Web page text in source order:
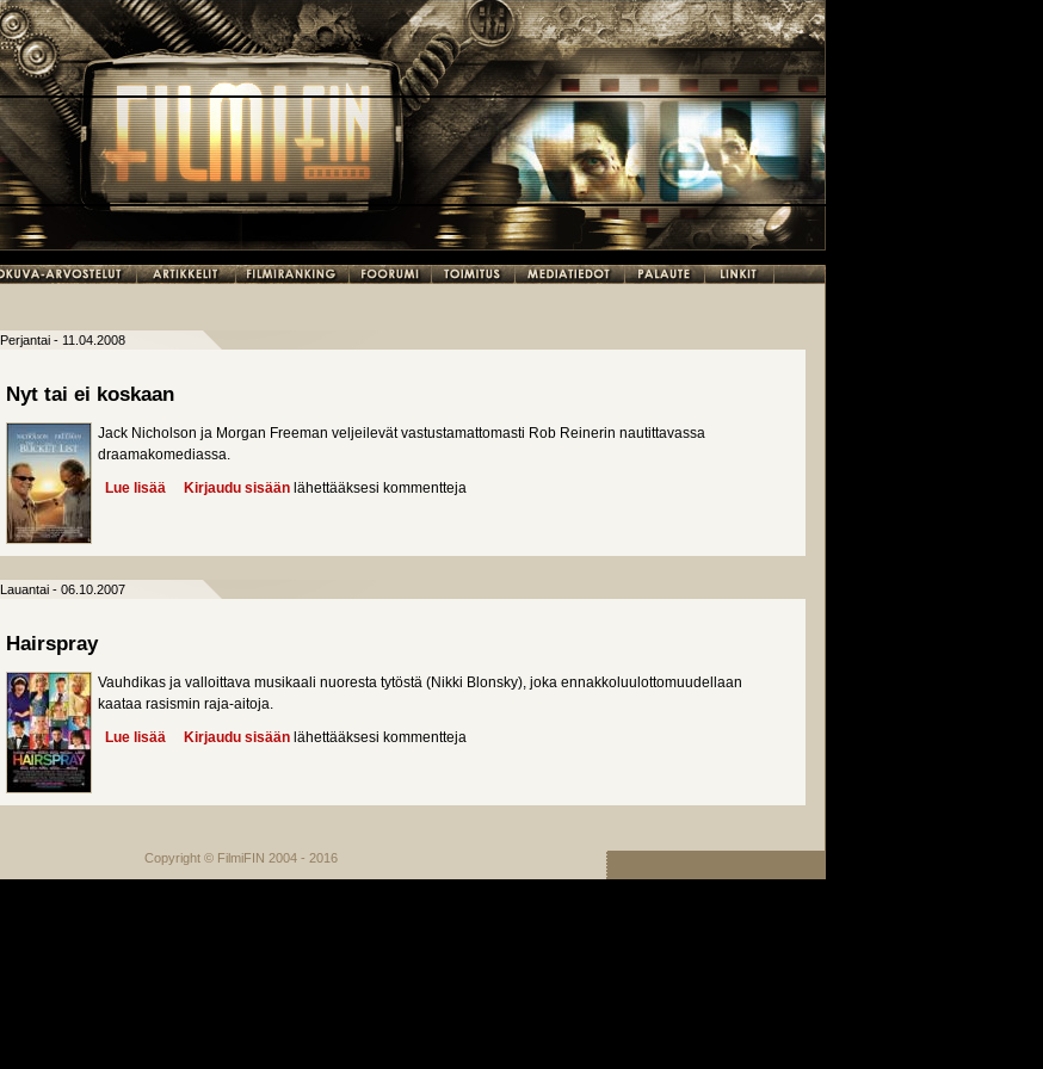
Perjantai - 11.04.2008
Nyt tai ei koskaan
Jack Nicholson ja Morgan Freeman veljeilevät vastustamattomasti Rob Reinerin nautittavassa
draamakomediassa.
Lue lisää about Nyt tai ei koskaan
Kirjaudu sisään lähettääksesi kommentteja
Lauantai - 06.10.2007
Hairspray
Vauhdikas ja valloittava musikaali nuoresta tytöstä (Nikki Blonsky), joka ennakkoluulottomuudellaan
kaataa rasismin raja-aitoja.
Lue lisää about Hairspray
Kirjaudu sisään lähettääksesi kommentteja
Copyright © FilmiFIN 2004 - 2016